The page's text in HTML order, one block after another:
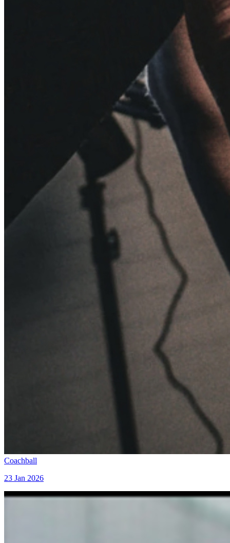
Coachball
23 Jan 2026